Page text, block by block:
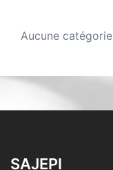
Aucune catégorie
SAJEPI